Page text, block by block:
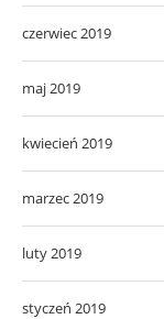
czerwiec 2019
maj 2019
kwiecień 2019
marzec 2019
luty 2019
styczeń 2019